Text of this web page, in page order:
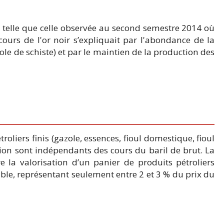
que celle observée au second semestre 2014 où
de l'or noir s’expliquait par l'abondance de la
de schiste) et par le maintien de la production des
finis (gazole, essences, fioul domestique, fioul
sont indépendants des cours du baril de brut. La
la valorisation d’un panier de produits pétroliers
représentant seulement entre 2 et 3 % du prix du